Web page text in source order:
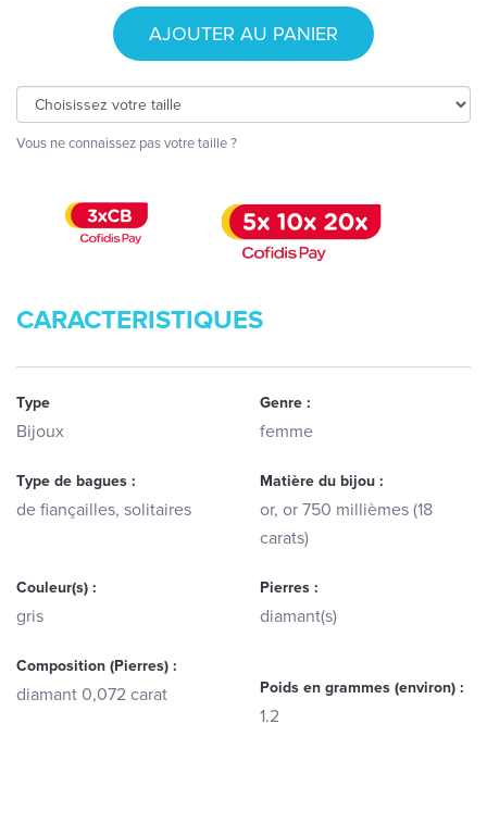
AJOUTER AU PANIER
Vous ne connaissez pas votre taille ?
CARACTERISTIQUES
Type
Bijoux
Genre :
femme
Type de bagues :
de fiançailles, solitaires
Matière du bijou :
or, or 750 millièmes (18
carats)
Couleur(s) :
gris
Pierres :
diamant(s)
Composition (Pierres) :
diamant 0,072 carat Poids en grammes (environ) :
1.2